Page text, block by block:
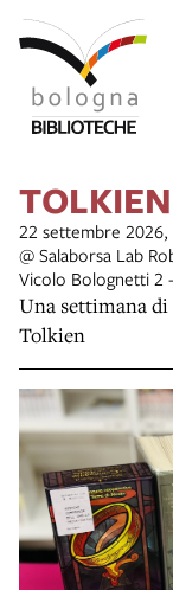
22 settembre 2026,
@ Salaborsa Lab
Vicolo Bolognetti 2
Una settimana
Tolkien